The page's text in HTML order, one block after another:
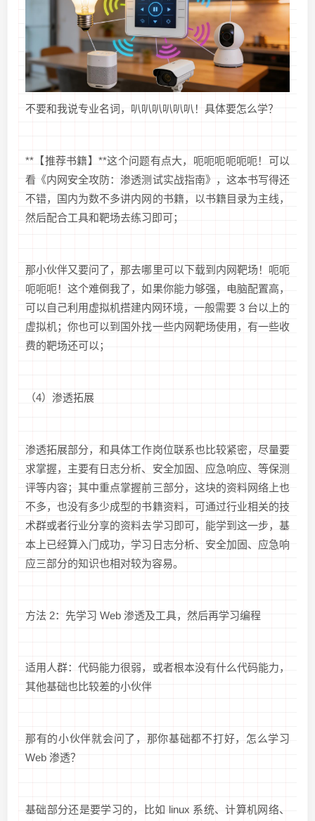
不要和我说专业名词，叭叭叭叭叭叭！具体要怎么学？
**【推荐书籍】**这个问题有点大，呃呃呃呃呃呃！可以
看《内网安全攻防：渗透测试实战指南》，这本书写得还
不错，国内为数不多讲内网的书籍，以书籍目录为主线，
然后配合工具和靶场去练习即可；
那小伙伴又要问了，那去哪里可以下载到内网靶场！呃呃
呃呃呃！这个难倒我了，如果你能力够强，电脑配置高，
可以自己利用虚拟机搭建内网环境，一般需要 3 台以上的
虚拟机；你也可以到国外找一些内网靶场使用，有一些收
费的靶场还可以；
（4）渗透拓展
渗透拓展部分，和具体工作岗位联系也比较紧密，尽量要
求掌握，主要有日志分析、安全加固、应急响应、等保测
评等内容；其中重点掌握前三部分，这块的资料网络上也
不多，也没有多少成型的书籍资料，可通过行业相关的技
术群或者行业分享的资料去学习即可，能学到这一步，基
本上已经算入门成功，学习日志分析、安全加固、应急响
应三部分的知识也相对较为容易。
方法 2：先学习 Web 渗透及工具，然后再学习编程
适用人群：代码能力很弱，或者根本没有什么代码能力，
其他基础也比较差的小伙伴
那有的小伙伴就会问了，那你基础都不打好，怎么学习
Web 渗透？
基础部分还是要学习的，比如 linux 系统、计算机网络、